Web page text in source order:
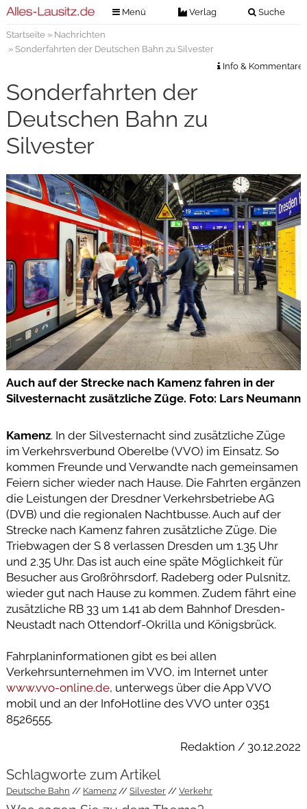
Menü Verlag Suche
Verlag
Kontakt
Veranstaltungstickets
Anzeigenannahme
Digitale Ausgaben
Startseite» Nachrichten
» Sonderfahrten der Deutschen Bahn zu Silvester
Info & Kommentare
Sonderfahrten der
Deutschen Bahn zu
Silvester
Auch auf der Strecke nach Kamenz fahren in der
Silvesternacht zusätzliche Züge. Foto: Lars Neumann
Kamenz. In der Silvesternacht sind zusätzliche Züge
im Verkehrsverbund Oberelbe (VVO) im Einsatz. So
kommen Freunde und Verwandte nach gemeinsamen
Feiern sicher wieder nach Hause. Die Fahrten ergänzen
die Leistungen der Dresdner Verkehrsbetriebe AG
(DVB) und die regionalen Nachtbusse. Auch auf der
Strecke nach Kamenz fahren zusätzliche Züge. Die
Triebwagen der S 8 verlassen Dresden um 1.35 Uhr
und 2.35 Uhr. Das ist auch eine späte Möglichkeit für
Besucher aus Großröhrsdorf, Radeberg oder Pulsnitz,
wieder gut nach Hause zu kommen. Zudem fährt eine
zusätzliche RB 33 um 1.41 ab dem Bahnhof Dresden-
Neustadt nach Ottendorf-Okrilla und Königsbrück.
Fahrplaninformationen gibt es bei allen
Verkehrsunternehmen im VVO, im Internet unter
www.vvo-online.de, unterwegs über die App VVO
mobil und an der InfoHotline des VVO unter 0351
8526555.
Redaktion / 30.12.2022
Schlagworte zum Artikel
Deutsche Bahn Kamenz Silvester Verkehr